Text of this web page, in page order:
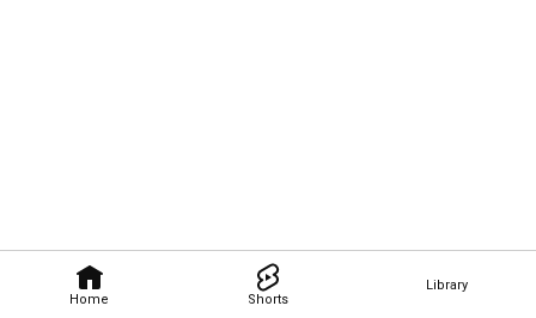
Home Shorts
Library